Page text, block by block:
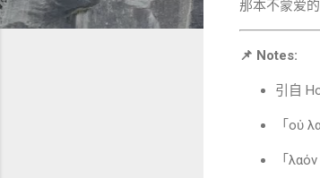
那本不蒙爱
📌 Notes:
引自
「οὐ
「